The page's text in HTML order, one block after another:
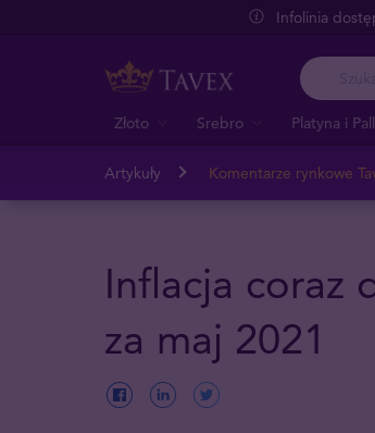
Infolinia
Złoto Srebro Platyna i
Artykuły Komentarze rynkowe
Inflacja coraz
za maj 2021